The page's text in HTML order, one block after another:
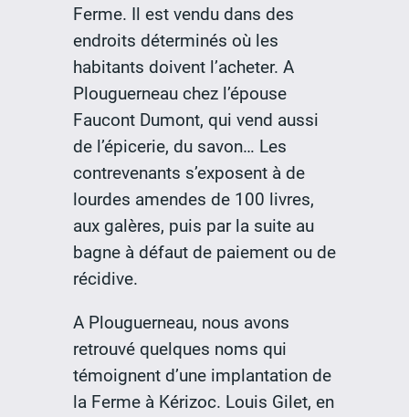
Ferme. Il est vendu dans des
endroits déterminés où les
habitants doivent l’acheter. A
Plouguerneau chez l’épouse
Faucont Dumont, qui vend aussi
de l’épicerie, du savon… Les
contrevenants s’exposent à de
lourdes amendes de 100 livres,
aux galères, puis par la suite au
bagne à défaut de paiement ou de
récidive.
A Plouguerneau, nous avons
retrouvé quelques noms qui
témoignent d’une implantation de
la Ferme à Kérizoc. Louis Gilet, en